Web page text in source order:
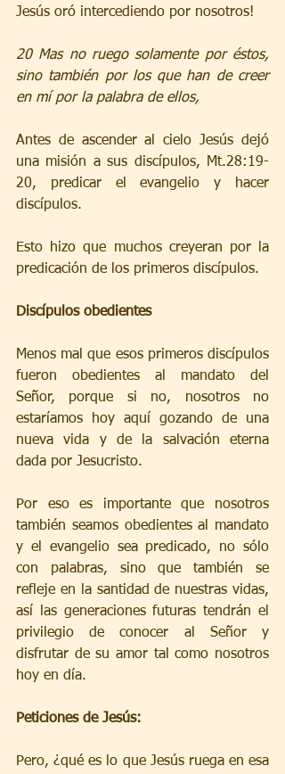
Jesús oró intercediendo por nosotros!
20 Mas no ruego solamente por éstos,
sino también por los que han de creer
en mí por la palabra de ellos,
Antes de ascender al cielo Jesús dejó
una misión a sus discípulos, Mt.28:19-
20, predicar el evangelio y hacer
discípulos.
Esto hizo que muchos creyeran por la
predicación de los primeros discípulos.
Discípulos obedientes
Menos mal que esos primeros discípulos
fueron obedientes al mandato del
Señor, porque si no, nosotros no
estaríamos hoy aquí gozando de una
nueva vida y de la salvación eterna
dada por Jesucristo.
Por eso es importante que nosotros
también seamos obedientes al mandato
y el evangelio sea predicado, no sólo
con palabras, sino que también se
refleje en la santidad de nuestras vidas,
así las generaciones futuras tendrán el
privilegio de conocer al Señor y
disfrutar de su amor tal como nosotros
hoy en día.
Peticiones de Jesús:
Pero, ¿qué es lo que Jesús ruega en esa